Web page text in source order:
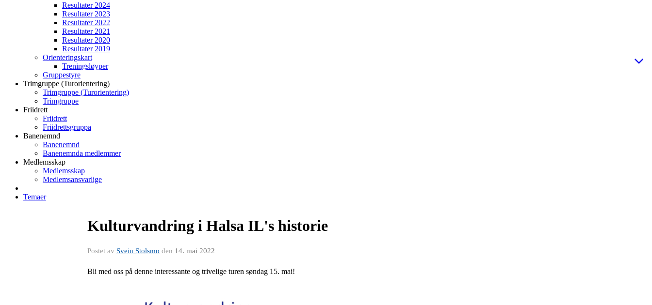
Resultater 2024
Resultater 2023
Resultater 2022
Resultater 2021
Resultater 2020
Resultater 2019
Orienteringskart
Treningsløyper
Gruppestyre
Trimgruppe (Turorientering)
Trimgruppe (Turorientering)
Trimgruppe
Friidrett
Friidrett
Friidrettsgruppa
Banenemnd
Banenemnd
Banenemnda medlemmer
Medlemsskap
Medlemsskap
Medlemsansvarlige
Temaer
Kulturvandring i Halsa IL's historie
Postet av Svein Stolsmo den 14. mai 2022
Bli med oss på denne interessante og trivelige turen søndag 15. mai!